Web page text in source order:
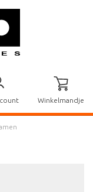
Winkelmandje